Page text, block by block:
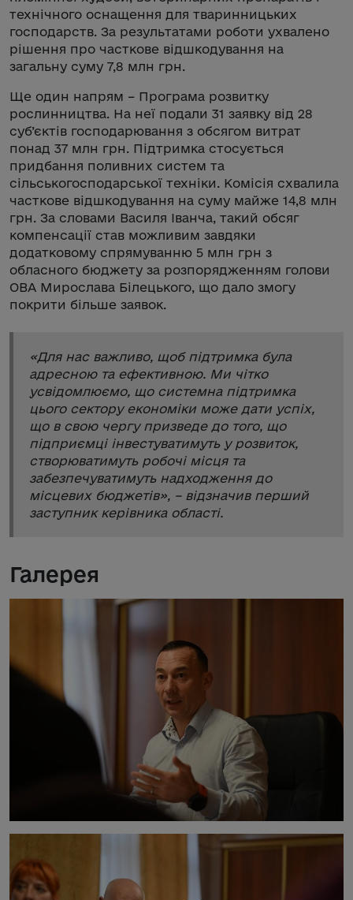
технічного оснащення для тваринницьких
господарств. За результатами роботи ухвалено
рішення про часткове відшкодування на
загальну суму 7,8 млн грн.
Ще один напрям – Програма розвитку
рослинництва. На неї подали 31 заявку від 28
суб’єктів господарювання з обсягом витрат
понад 37 млн грн. Підтримка стосується
придбання поливних систем та
сільськогосподарської техніки. Комісія схвалила
часткове відшкодування на суму майже 14,8 млн
грн. За словами Василя Іванча, такий обсяг
компенсації став можливим завдяки
додатковому спрямуванню 5 млн грн з
обласного бюджету за розпорядженням голови
ОВА Мирослава Білецького, що дало змогу
покрити більше заявок.
«Для нас важливо, щоб підтримка була
адресною та ефективною. Ми чітко
усвідомлюємо, що системна підтримка
цього сектору економіки може дати успіх,
що в свою чергу призведе до того, що
підприємці інвестуватимуть у розвиток,
створюватимуть робочі місця та
забезпечуватимуть надходження до
місцевих бюджетів», – відзначив перший
заступник керівника області.
Галерея